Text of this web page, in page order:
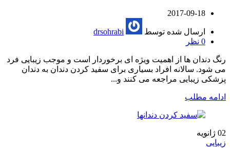
2017-09-18
ارسال شده توسط
drsohrabi
0 نظر
رنگ دندان ها از اهمیت ویژه ای برخوردار است و موجب زیبایی فرد
می شود. سالانه افراد بسیاری برای سفید کردن دندان به دندان
پزشکی زیبایی مراجعه می کنند و...
ادامه مطلب
02 ژانویه
زیبایی